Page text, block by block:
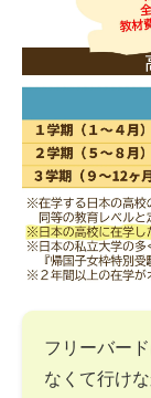
フリーバー
なくて行け